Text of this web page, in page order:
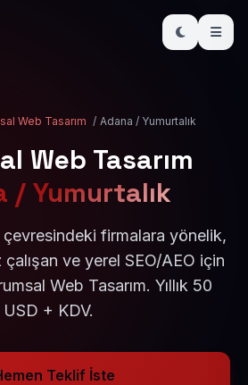
Web Tasarım / Adana / Yumurtalık
Web Tasarım
/ Yumurtalık
çevresindeki firmalara yönelik,
ve yerel SEO/AEO için
Web Tasarım. Yıllık 50
USD + KDV.
Teklif İste